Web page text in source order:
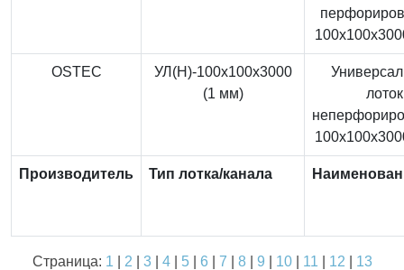
OSTEC
УЛ(Н)-100x100x3000
(1 мм)
лоток
Производитель Тип лотка/канала
Страница: 1 2 3| 4| 5| 6 7 8| 9 10| 11 12 13